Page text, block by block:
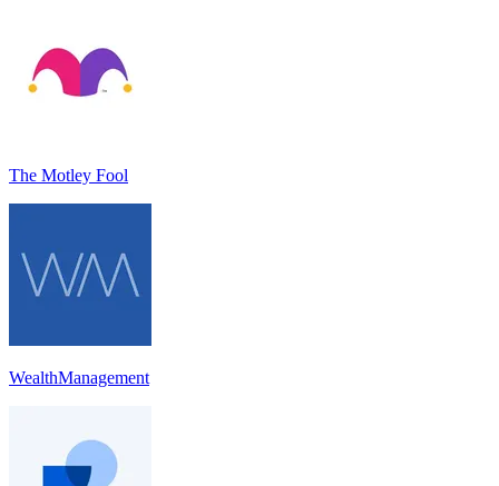
The Motley Fool
WealthManagement